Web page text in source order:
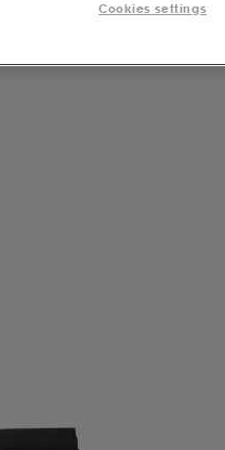
Cookies settings